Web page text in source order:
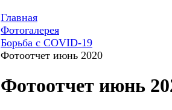
Главная
Фотогалерея
Борьба с COVID-19
Фотоотчет июнь 2020
Фотоотчет июнь